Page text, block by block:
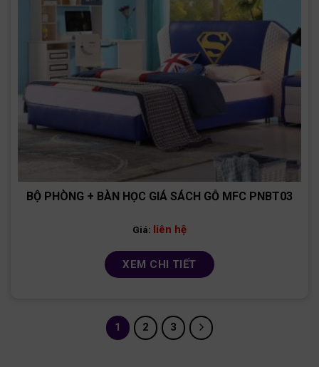
BỘ PHÒNG + BÀN HỌC GIÁ SÁCH GỖ MFC PNBT03
Giá: liên hệ
XEM CHI TIẾT
1 2 3